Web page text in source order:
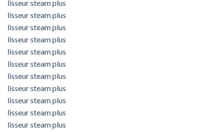
lisseur steam plus
lisseur steam plus
lisseur steam plus
lisseur steam plus
lisseur steam plus
lisseur steam plus
lisseur steam plus
lisseur steam plus
lisseur steam plus
lisseur steam plus
lisseur steam plus